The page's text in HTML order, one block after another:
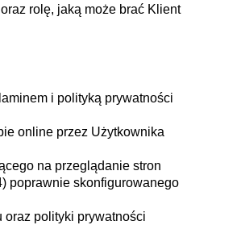
rolę, jaką może brać Klient
i polityką prywatności
online przez Użytkownika
na przeglądanie stron
poprawnie skonfigurowanego
polityki prywatności